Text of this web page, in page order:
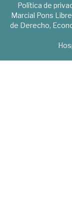
Política de
Marcial Pons
de Derecho,